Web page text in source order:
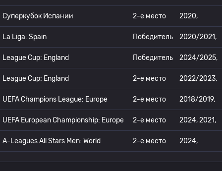
Суперкубок Испании 2-е место 2020,
La Liga: Spain Победитель 2020/2021,
League Cup: England Победитель 2024/2025,
League Cup: England 2-е место 2022/2023,
UEFA Champions League: Europe 2-е место 2018/2019,
UEFA European Championship: Europe 2-е место 2024, 2021,
A-Leagues All Stars Men: World 2-е место 2024,